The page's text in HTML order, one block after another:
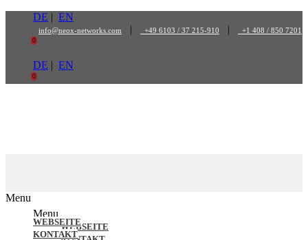
springen
DE | EN
info@neox-networks.com | +49 6103 / 37 215-910 | +1 408 / 850 7201
0
DE | EN
0
Menu
WEBSEITE
Menu
WEBSEITE
KONTAKT